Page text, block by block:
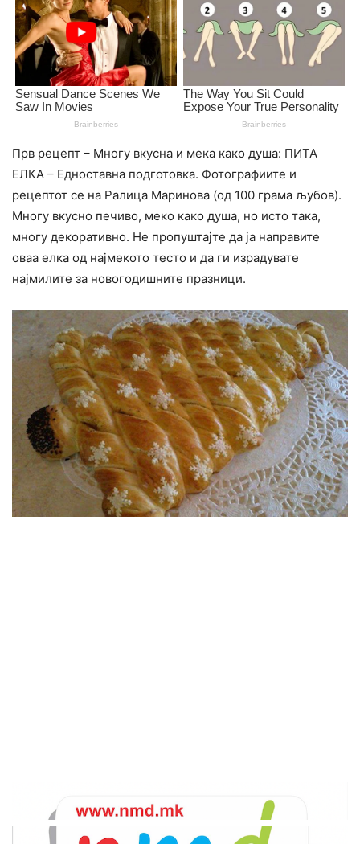
Прв рецепт – Многу вкусна и мека како душа: ПИТА
ЕЛКА – Едноставна подготовка. Фотографиите и
рецептот се на Ралица Маринова (од 100 грама љубов).
Многу вкусно печиво, меко како душа, но исто така,
многу декоративно. Не пропуштајте да ја направите
оваа елка од најмекото тесто и да ги израдувате
најмилите за новогодишните празници.